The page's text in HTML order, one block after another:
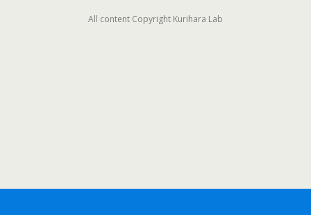
All content Copyright Kurihara Lab